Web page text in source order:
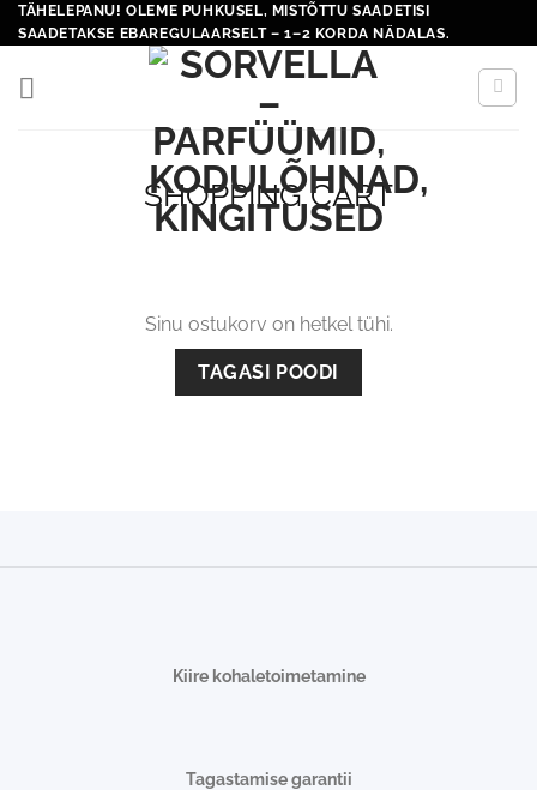
Skip
to
content
TÄHELEPANU! OLEME PUHKUSEL, MISTÕTTU SAADETISI
SAADETAKSE EBAREGULAARSELT – 1–2 KORDA NÄDALAS.
SHOPPING CART
Sinu ostukorv on hetkel tühi.
TAGASI POODI
Kiire kohaletoimetamine
Tagastamise garantii